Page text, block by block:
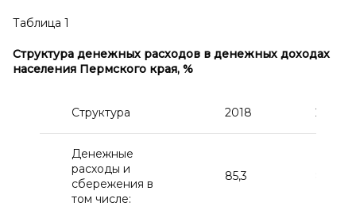
Таблица 1
Структура денежных расходов в денежных доходах
населения Пермского края, %
Структура 2018 2019
Денежные
расходы и
сбережения в
том числе:
85,3